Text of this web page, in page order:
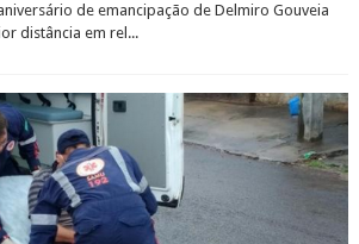
de emancipação de Delmiro Gouveia
distância em rel...